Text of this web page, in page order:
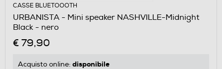
CASSE BLUETOOOTH
URBANISTA - Mini speaker NASHVILLE-Midnight
Black - nero
€ 79,90
Acquisto online: disponibile